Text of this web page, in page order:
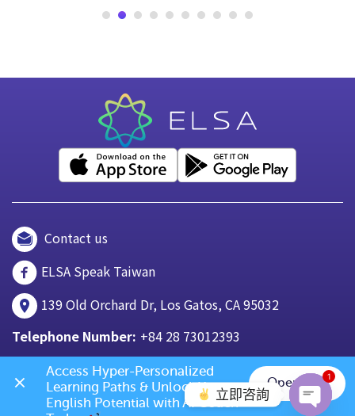
Contact us
ELSA Speak Taiwan
139 Old Orchard Dr, Los Gatos, CA 95032
Telephone Number: +84 28 73012393
立即咨詢
1
Access Hyper-Personalized
Learning Paths & Unlock Your
English Potential with AI Coach
Open App